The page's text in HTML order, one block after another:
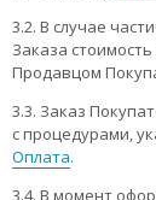
3.2. В случае
Заказа
Продавцом
3.3. Заказ
с процедурами,
Оплата.
3.4. В момент